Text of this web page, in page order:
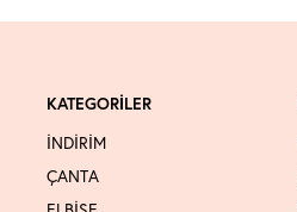
KATEGORİLER
İNDİRİM
ÇANTA